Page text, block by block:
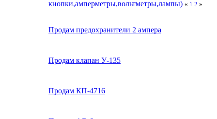
кнопки,амперметры,вольтметры,лампы) « 1 2 »
Продам предохранители 2 ампера
Продам клапан У-135
Продам КП-4716